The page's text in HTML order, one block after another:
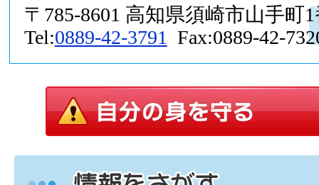
〒785-8601 高知県須崎市山手町
Tel:0889-42-3791 Fax:0889-42-